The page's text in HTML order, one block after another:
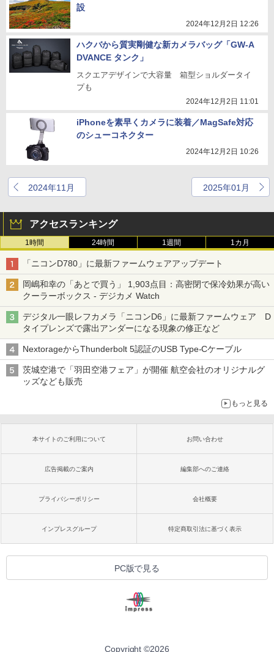
設
2024年12月2日 12:26
ハクバから質実剛健な新カメラバッグ「GW-A
DVANCE タンク」
スクエアデザインで大容量 箱型ショルダータイ
プも
2024年12月2日 11:01
iPhoneを素早くカメラに装着／MagSafe対応
のシューコネクター
2024年12月2日 10:26
2024年11月 2025年01月
アクセスランキング
1時間 24時間 1週間 1カ月
「ニコンD780」に最新ファームウェアアップデート
岡嶋和幸の「あとで買う」 1,903点目：高密閉で保冷効果が高い
クーラーボックス - デジカメ Watch
デジタル一眼レフカメラ「ニコンD6」に最新ファームウェア D
タイプレンズで露出アンダーになる現象の修正など
NextorageからThunderbolt 5認証のUSB Type-Cケーブル
茨城空港で「羽田空港フェア」が開催 航空会社のオリジナルグ
ッズなども販売
もっと見る
本サイトのご利用について お問い合わせ
広告掲載のご案内 編集部へのご連絡
プライバシーポリシー 会社概要
インプレスグループ 特定商取引法に基づく表示
PC版で見る
Copyright ©2026